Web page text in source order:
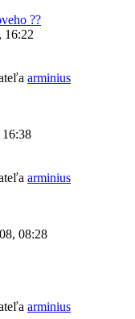
??
16:22
arminius
16:38
arminius
08:28
arminius